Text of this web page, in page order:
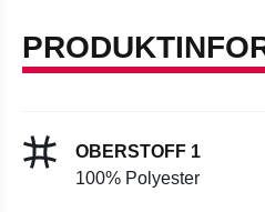
OBERSTOFF 1
100% Polyester